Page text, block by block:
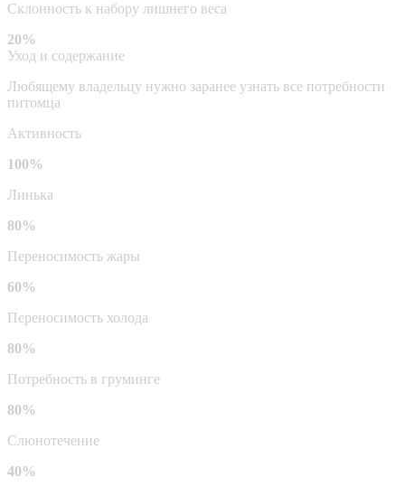
Склонность к набору лишнего веса
20%
Уход и содержание
Любящему владельцу нужно заранее узнать все потребности
питомца
Активность
100%
Линька
80%
Переносимость жары
60%
Переносимость холода
80%
Потребность в груминге
80%
Слюнотечение
40%